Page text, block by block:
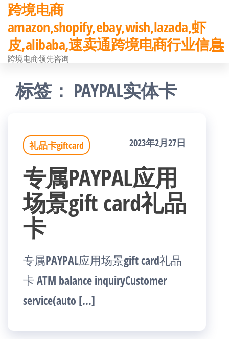
前
往
内
跨境电商
amazon,shopify,ebay,wish,lazada,虾
皮,alibaba,速卖通跨境电商行业信息
跨境电商领先咨询
标签： PAYPAL实体卡
礼品卡giftcard 2023年2月27日
专属PAYPAL应用
场景gift card礼品
卡
专属PAYPAL应用场景gift card礼品
卡 ATM balance inquiryCustomer
service(auto […]